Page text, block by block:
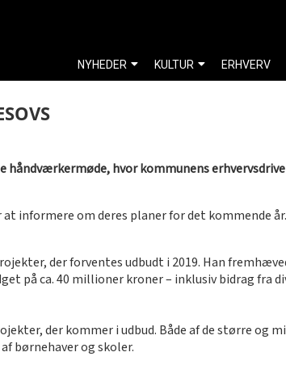
hvor kommunens
at informere om deres planer for det
der forventes udbudt i 2019. Han
på ca. 40 millioner kroner – inklusiv bidrag fra
der kommer i udbud. Både af de større og
børnehaver og skoler.
NYHEDER KULTUR ERHVERV